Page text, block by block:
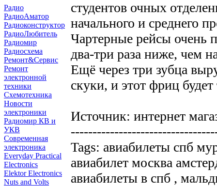
Радио
РадиоАматор
Радиоконструктор
РадиоЛюбитель
Радиомир
Радиосхема
Ремонт&Сервис
Ремонт
электронной
техники
Схемотехника
Новости
электроники
Радиомир КВ и
УКВ
Современная
электроника
Everyday Practical
Electronics
Elektor Electronics
Nuts and Volts
студентов очных
начального и среднего
Чартерные рейсы очень
два-три раза ниже, чем
Ещё через три зубца
скуки, и этот фриц
Источник: интернет
Tags: авиабилеты спб
авиабилет москва
авиабилеты в спб ,